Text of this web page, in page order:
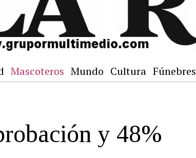
Mascoteros Mundo Cultura Fúnebres
y 48%